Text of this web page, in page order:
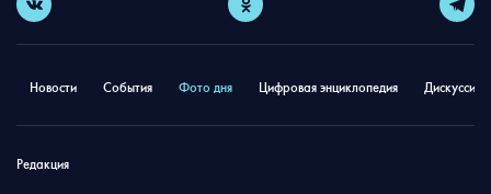
Новости События Фото дня Цифровая энциклопедия
Редакция